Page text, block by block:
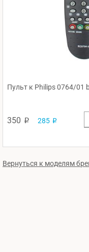
Пульт к Philips 0764/01
350 p 285 p
Вернуться к моделям